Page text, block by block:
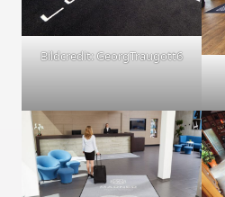
Bildcredit: GeorgTraugott6